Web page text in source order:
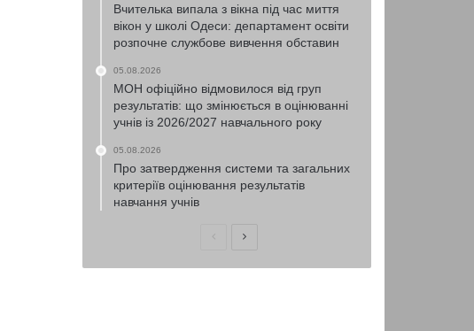
Вчителька випала з вікна під час миття
вікон у школі Одеси: департамент освіти
розпочне службове вивчення обставин
05.08.2026
МОН офіційно відмовилося від груп
результатів: що змінюється в оцінюванні
учнів із 2026/2027 навчального року
05.08.2026
Про затвердження системи та загальних
критеріїв оцінювання результатів
навчання учнів
ПопередняНаступна